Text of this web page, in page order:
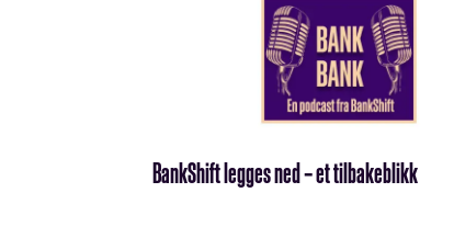
BankShift legges ned – et tilbakeblikk